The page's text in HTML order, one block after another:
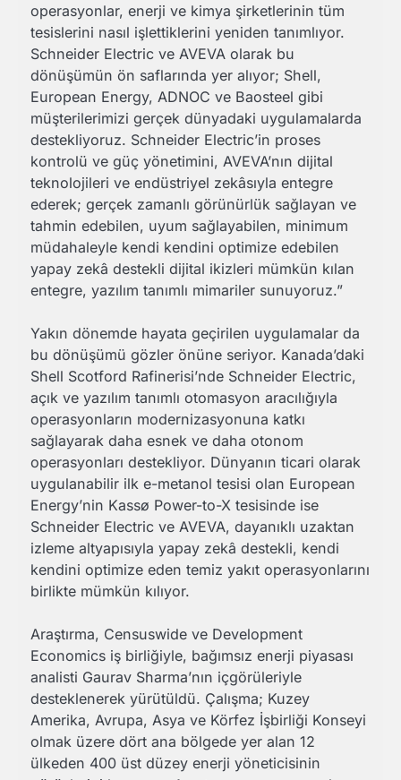
operasyonlar, enerji ve kimya şirketlerinin tüm
tesislerini nasıl işlettiklerini yeniden tanımlıyor.
Schneider Electric ve AVEVA olarak bu
dönüşümün ön saflarında yer alıyor; Shell,
European Energy, ADNOC ve Baosteel gibi
müşterilerimizi gerçek dünyadaki uygulamalarda
destekliyoruz. Schneider Electric’in proses
kontrolü ve güç yönetimini, AVEVA’nın dijital
teknolojileri ve endüstriyel zekâsıyla entegre
ederek; gerçek zamanlı görünürlük sağlayan ve
tahmin edebilen, uyum sağlayabilen, minimum
müdahaleyle kendi kendini optimize edebilen
yapay zekâ destekli dijital ikizleri mümkün kılan
entegre, yazılım tanımlı mimariler sunuyoruz.”
Yakın dönemde hayata geçirilen uygulamalar da
bu dönüşümü gözler önüne seriyor. Kanada’daki
Shell Scotford Rafinerisi’nde Schneider Electric,
açık ve yazılım tanımlı otomasyon aracılığıyla
operasyonların modernizasyonuna katkı
sağlayarak daha esnek ve daha otonom
operasyonları destekliyor. Dünyanın ticari olarak
uygulanabilir ilk e-metanol tesisi olan European
Energy’nin Kassø Power-to-X tesisinde ise
Schneider Electric ve AVEVA, dayanıklı uzaktan
izleme altyapısıyla yapay zekâ destekli, kendi
kendini optimize eden temiz yakıt operasyonlarını
birlikte mümkün kılıyor.
Araştırma, Censuswide ve Development
Economics iş birliğiyle, bağımsız enerji piyasası
analisti Gaurav Sharma’nın içgörüleriyle
desteklenerek yürütüldü. Çalışma; Kuzey
Amerika, Avrupa, Asya ve Körfez İşbirliği Konseyi
olmak üzere dört ana bölgede yer alan 12
ülkeden 400 üst düzey enerji yöneticisinin